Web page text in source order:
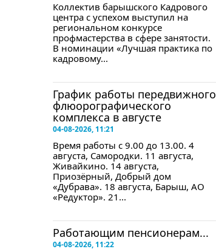
Коллектив барышского Кадрового
центра с успехом выступил на
региональном конкурсе
профмастерства в сфере занятости.
В номинации «Лучшая практика по
кадровому...
График работы передвижного
флюорографического
комплекса в августе
04-08-2026, 11:21
Время работы с 9.00 до 13.00. 4
августа, Самородки. 11 августа,
Живайкино. 14 августа,
Приозёрный, Добрый дом
«Дубрава». 18 августа, Барыш, АО
«Редуктор». 21...
Работающим пенсионерам...
04-08-2026, 11:22